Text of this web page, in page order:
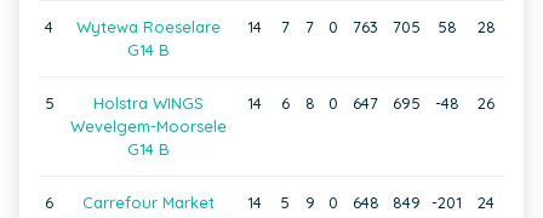
4
Wytewa Roeselare
G14 B
14 7 7 0 763 705 58 28
5
Holstra WINGS
Wevelgem-Moorsele
G14 B
14 6 8 0 647 695 -48 26
6
Carrefour Market
14 5 9 0 648 849 -201 24